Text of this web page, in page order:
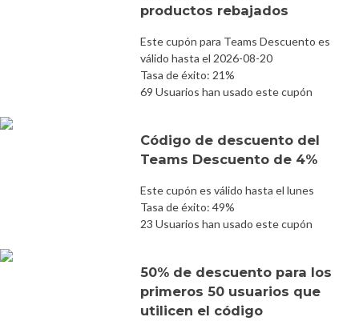
productos rebajados
Este cupón para Teams Descuento es
válido hasta el 2026-08-20
Tasa de éxito: 21%
69 Usuarios han usado este cupón
Código de descuento del
Teams Descuento de 4%
Este cupón es válido hasta el lunes
Tasa de éxito: 49%
23 Usuarios han usado este cupón
50% de descuento para los
primeros 50 usuarios que
utilicen el código